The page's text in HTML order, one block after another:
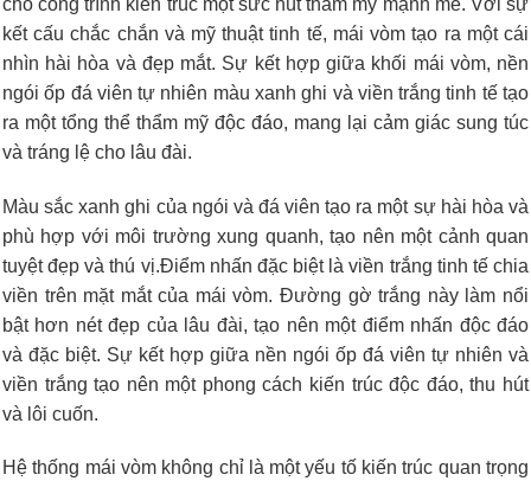
kết cấu chắc chắn và mỹ thuật tinh tế, mái vòm tạo ra một cái
nhìn hài hòa và đẹp mắt. Sự kết hợp giữa khối mái vòm, nền
ngói ốp đá viên tự nhiên màu xanh ghi và viền trắng tinh tế tạo
ra một tổng thể thẩm mỹ độc đáo, mang lại cảm giác sung túc
và tráng lệ cho lâu đài.
Màu sắc xanh ghi của ngói và đá viên tạo ra một sự hài hòa và
phù hợp với môi trường xung quanh, tạo nên một cảnh quan
tuyệt đẹp và thú vị.Điểm nhấn đặc biệt là viền trắng tinh tế chia
viền trên mặt mắt của mái vòm. Đường gờ trắng này làm nổi
bật hơn nét đẹp của lâu đài, tạo nên một điểm nhấn độc đáo
và đặc biệt. Sự kết hợp giữa nền ngói ốp đá viên tự nhiên và
viền trắng tạo nên một phong cách kiến trúc độc đáo, thu hút
và lôi cuốn.
Hệ thống mái vòm không chỉ là một yếu tố kiến trúc quan trọng